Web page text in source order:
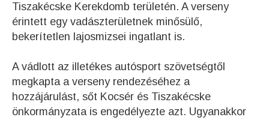
Tiszakécske Kerekdomb területén. A verseny
érintett egy vadászterületnek minősülő,
bekerítetlen lajosmizsei ingatlant is.
A vádlott az illetékes autósport szövetségtől
megkapta a verseny rendezéséhez a
hozzájárulást, sőt Kocsér és Tiszakécske
önkormányzata is engedélyezte azt. Ugyanakkor